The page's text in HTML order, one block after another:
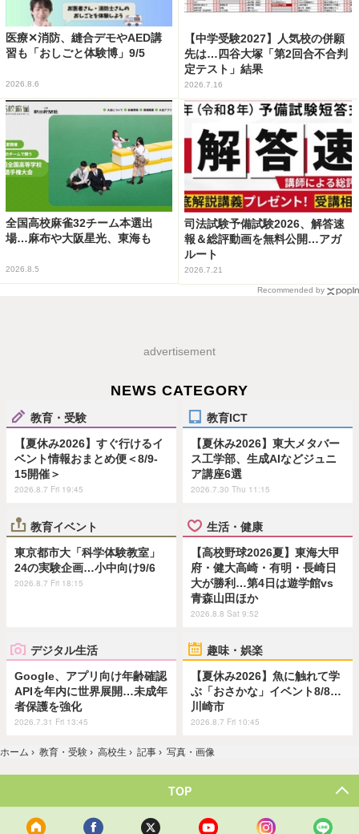
医療✕消防、縫合デモやAED講
習も「おしごと体験博」9/5
2026.8.6
【中学受験2027】人気校の併願
先は…四谷大塚「第2回合不合判
定テスト」結果
2026.7.16
全国高校麻雀32チーム本選出
場…麻布や大阪星光、東海も
2026.8.5
司法試験予備試験2026、解答速
報＆総評動画を無料公開…アガ
ルート
2026.7.21
Recommended by
advertisement
NEWS CATEGORY
教育・受験
【夏休み2026】すぐ行けるイ
ベント情報おまとめ便＜8/9-
15開催＞
2026.8.7 Fri 19:45
教育ICT
【夏休み2026】東大メタバー
ス工学部、生成AIなどジュニ
ア講座6選
2026.7.30 Thu 11:15
教育イベント
東京都市大「科学体験教室」
24の実験企画…小中向け9/6
2026.8.7 Fri 18:15
生活・健康
【高校野球2026夏】東海大甲
府・健大高崎・有明・長崎日
大が勝利…第4日は遊学館vs
青森山田ほか
2026.8.8 Sat 9:52
デジタル生活
Google、アプリ向け年齢確認
APIを年内に世界展開…未成年
者保護を強化
2026.7.31 Fri 13:45
趣味・娯楽
【夏休み2026】魚に触れて学
ぶ「おさかな」イベント8/8…
川崎市
2026.8.7 Fri 10:45
ホーム › 教育・受験 › 高校生 › 記事 › 写真・画像
TOP